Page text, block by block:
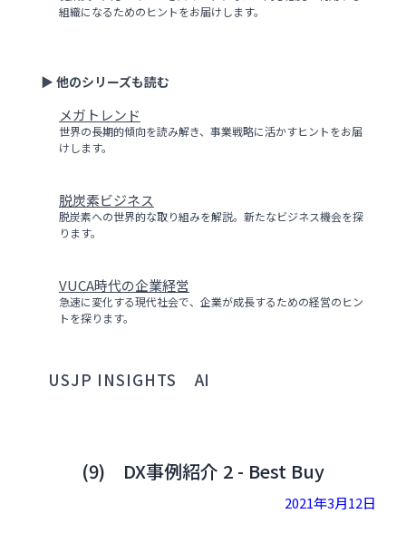
組織になるためのヒントをお届けします。
▶ 他のシリーズも読む
メガトレンド
世界の長期的傾向を読み解き、事業戦略に活かすヒントをお届
けします。
脱炭素ビジネス
脱炭素への世界的な取り組みを解説。新たなビジネス機会を探
ります。
VUCA時代の企業経営
急速に変化する現代社会で、企業が成長するための経営のヒン
トを探ります。
USJP INSIGHTS AI
(9) DX事例紹介 2 - Best Buy
2021年3月12日